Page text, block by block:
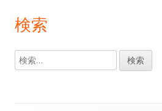
検索
検
索: